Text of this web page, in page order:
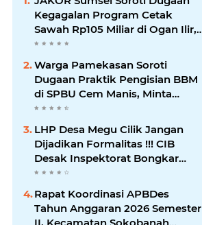
Kegagalan Program Cetak
Sawah Rp105 Miliar di Ogan Ilir,
Desak Kadis Pertanian Mundur
Warga Pamekasan Soroti
Dugaan Praktik Pengisian BBM
di SPBU Cem Manis, Minta
Klarifikasi dan Pengawasan
LHP Desa Megu Cilik Jangan
Dijadikan Formalitas !!! CIB
Desak Inspektorat Bongkar
Seluruh Fakta dan Hentikan
Dugaan Permainan Oknum
Rapat Koordinasi APBDes
Tahun Anggaran 2026 Semester